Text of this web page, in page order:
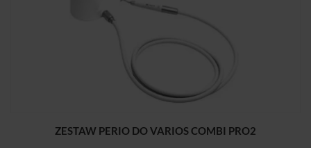
ZESTAW PERIO DO VARIOS COMBI PRO2